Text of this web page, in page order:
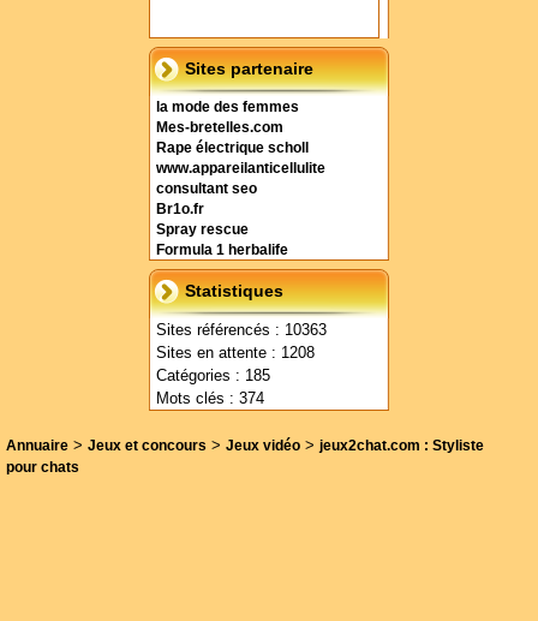
Sites partenaire
la mode des femmes
Mes-bretelles.com
Rape électrique scholl
www.appareilanticellulite
consultant seo
Br1o.fr
Spray rescue
Formula 1 herbalife
Statistiques
Sites référencés : 10363
Sites en attente : 1208
Catégories : 185
Mots clés : 374
Annuaire > Jeux et concours > Jeux vidéo > jeux2chat.com : Styliste
pour chats